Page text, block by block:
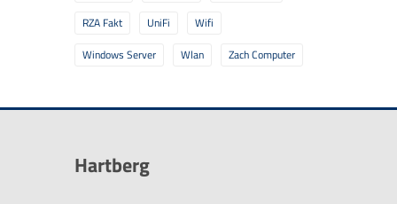
RZA Fakt
UniFi
Wifi
Windows Server
Wlan Zach Computer
Hartberg